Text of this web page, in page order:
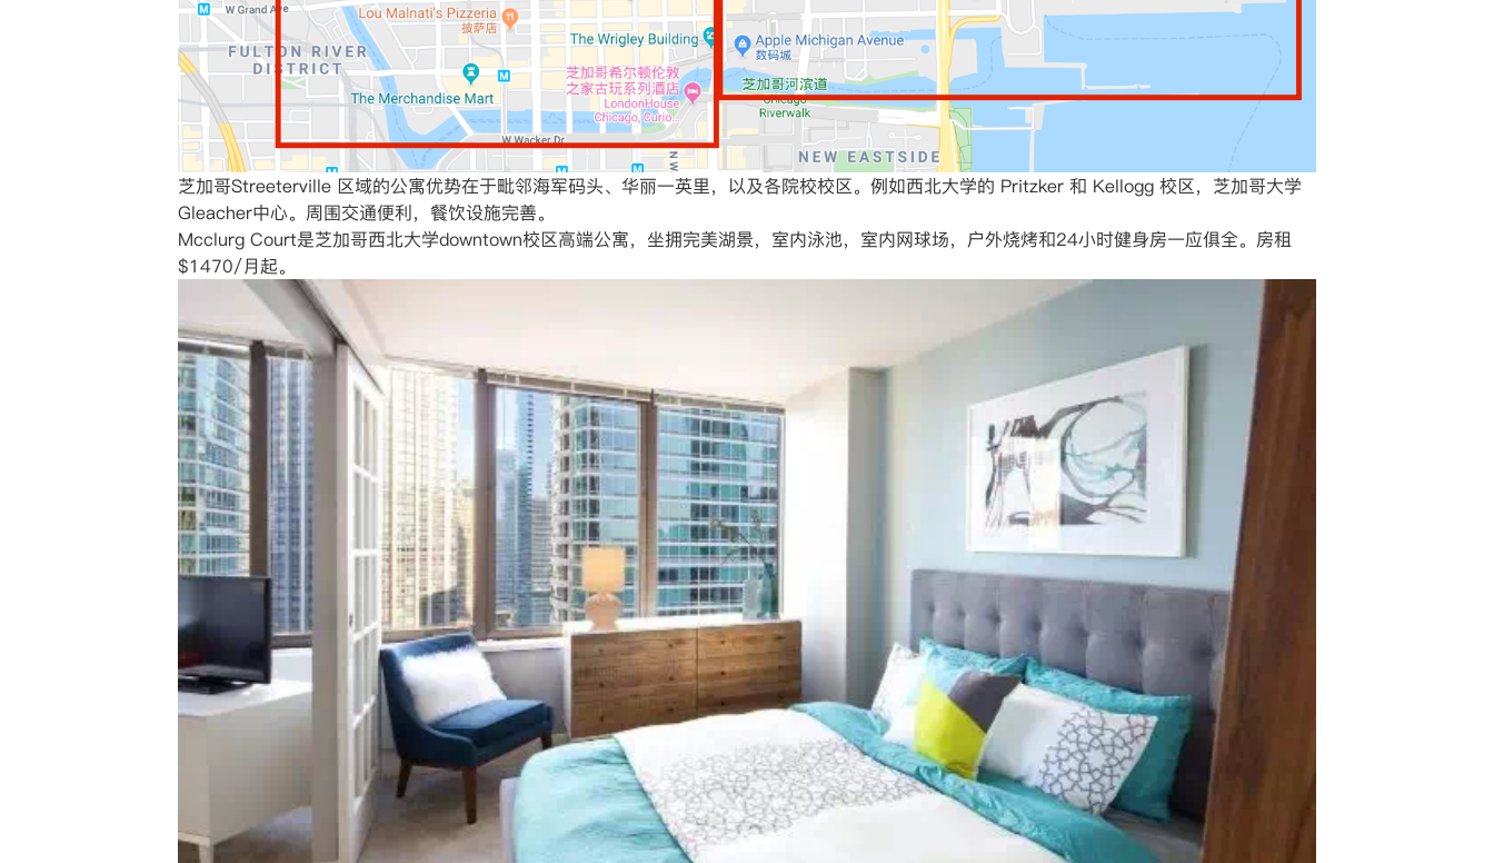
芝加哥Streeterville 区域的公寓优势在于毗邻海军码头、华丽一英里，以及各院校校区。例如西北大学的 Pritzker 和 Kellogg 校区，芝加哥大学
Gleacher中心。周围交通便利，餐饮设施完善。
Mcclurg Court是芝加哥西北大学downtown校区高端公寓，坐拥完美湖景，室内泳池，室内网球场，户外烧烤和24小时健身房一应俱全。房租
$1470/月起。